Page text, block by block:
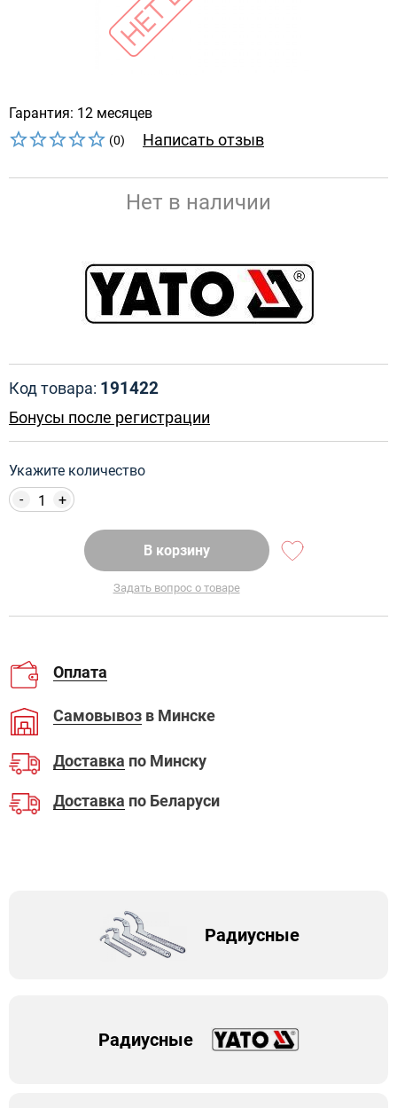
Гарантия: 12 месяцев
(0) Написать отзыв
Нет в наличии
Код товара: 191422
Бонусы после регистрации
Укажите количество
+
-
В корзину
Задать вопрос о товаре
Оплата
Самовывоз в Минске
Доставка по Минску
Доставка по Беларуси
Радиусные
Радиусные